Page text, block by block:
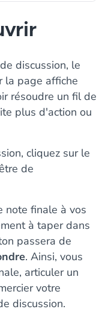
discussion, le
la page affiche
résoudre un fil de
plus d'action ou
cliquez sur le
de
note finale à vos
à taper dans
passera de
. Ainsi, vous
articuler un
votre
discussion.